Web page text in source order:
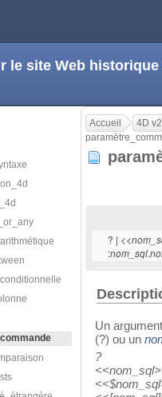
le site Web
Accueil 4D
? | <<
:nom_sql.
Un argument
(?) ou un
?